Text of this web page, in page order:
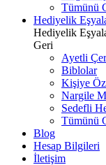
Tümünü
Hediyelik
Hediyelik
Geri
Ayetli
Biblolar
Kişiye
Nargile
Sedefli
Tümünü
Blog
Hesap Bilgileri
İletişim